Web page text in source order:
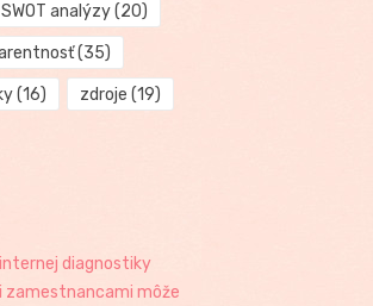
SWOT analýzy(20)
(35)
(16) zdroje (19)
diagnostiky
môže